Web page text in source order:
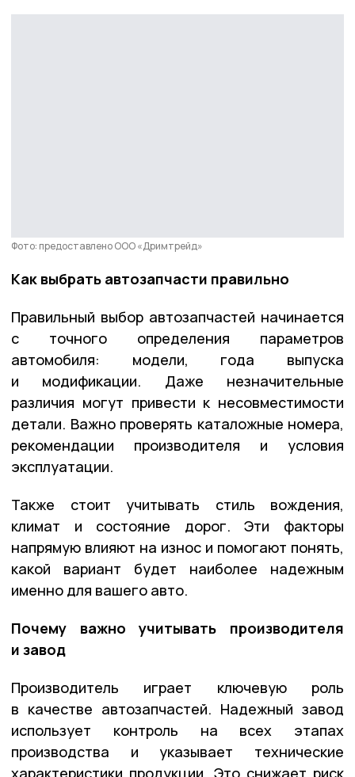
Фото: предоставлено ООО «Дримтрейд»
Как выбрать автозапчасти правильно
Правильный выбор автозапчастей начинается
с точного определения параметров
автомобиля: модели, года выпуска
и модификации. Даже незначительные
различия могут привести к несовместимости
детали. Важно проверять каталожные номера,
рекомендации производителя и условия
эксплуатации.
Также стоит учитывать стиль вождения,
климат и состояние дорог. Эти факторы
напрямую влияют на износ и помогают понять,
какой вариант будет наиболее надежным
именно для вашего авто.
Почему важно учитывать производителя
и завод
Производитель играет ключевую роль
в качестве автозапчастей. Надежный завод
использует контроль на всех этапах
производства и указывает технические